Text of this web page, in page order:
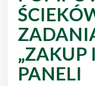
„ZAKUP
PANELI